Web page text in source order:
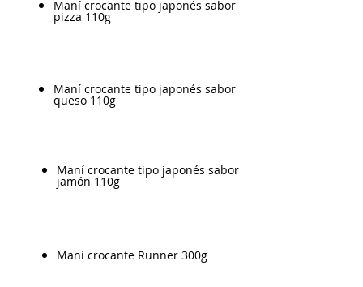
Maní crocante tipo japonés sabor
pizza 110g
Maní crocante tipo japonés sabor
queso 110g
Maní crocante tipo japonés sabor
jamón 110g
Maní crocante Runner 300g